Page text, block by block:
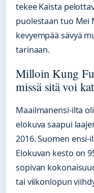
tekee Kaista
puolestaan tuo Mei
kevyempää sävyä
tarinaan.
Milloin Kung
missä sitä voi
Maailmanensi-ilta
elokuva saapui
2016. Suomen ensi-
Elokuvan kesto on
sopivan
tai viikonlopun